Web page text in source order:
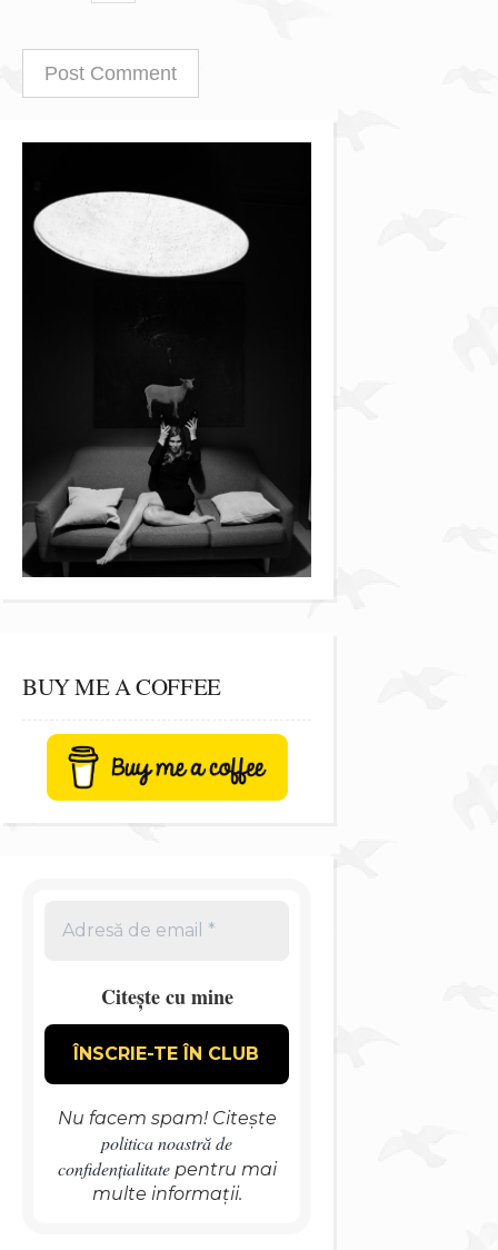
BUY ME A COFFEE
Citește cu mine
Nu facem spam! Citește
politica noastră de
confidențialitatepentru mai
multe informații.